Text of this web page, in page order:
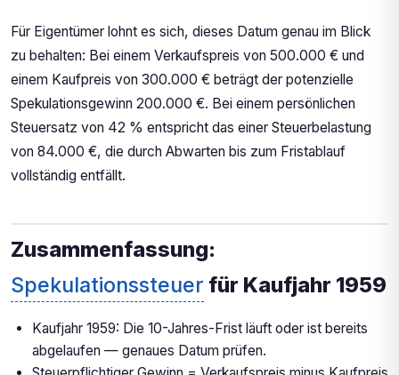
Für Eigentümer lohnt es sich, dieses Datum genau im Blick
zu behalten: Bei einem Verkaufspreis von 500.000 € und
einem Kaufpreis von 300.000 € beträgt der potenzielle
Spekulationsgewinn 200.000 €. Bei einem persönlichen
Steuersatz von 42 % entspricht das einer Steuerbelastung
von 84.000 €, die durch Abwarten bis zum Fristablauf
vollständig entfällt.
Zusammenfassung:
Spekulationssteuer für Kaufjahr 1959
Kaufjahr 1959: Die 10-Jahres-Frist läuft oder ist bereits
abgelaufen — genaues Datum prüfen.